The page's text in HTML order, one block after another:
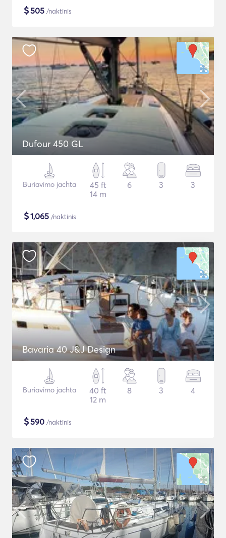
$505 /naktinis
Dufour 450 GL
Buriavimo jachta
45 ft
14 m
6 3 3
$1,065 /naktinis
Bavaria 40 J&J Design
Buriavimo jachta
40 ft
12 m
8 3 4
$590 /naktinis